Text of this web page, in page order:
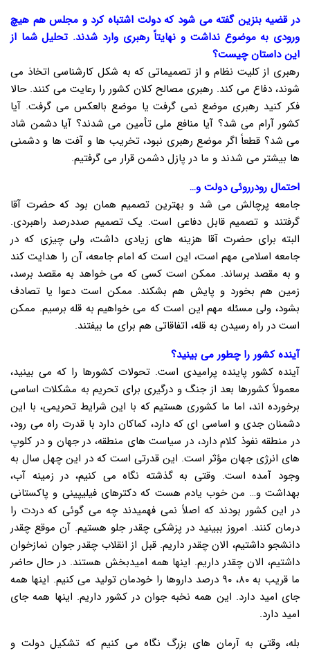
در قضیه بنزین گفته می شود که دولت اشتباه کرد و مجلس هم هیچ
ورودی به موضوع نداشت و نهایتاً رهبری وارد شدند. تحلیل شما از
این داستان چیست؟
رهبری از کلیت نظام و از تصمیماتی که به شکل کارشناسی اتخاذ می
شوند، دفاع می کند. رهبری مصالح کلان کشور را رعایت می کنند. حالا
فکر کنید رهبری موضع نمی گرفت یا موضع بالعکس می گرفت. آیا
کشور آرام می شد؟ آیا منافع ملی تأمین می شدند؟ آیا دشمن شاد
می شد؟ قطعاً اگر موضع رهبری نبود، تخریب ها و آفت ها و دشمنی
ها بیشتر می شدند و ما در پازل دشمن قرار می گرفتیم.
احتمال رودرروئی دولت و…
جامعه پرچالش می شد و بهترین تصمیم همان بود که حضرت آقا
گرفتند و تصمیم قابل دفاعی است. یک تصمیم صددرصد راهبردی.
البته برای حضرت آقا هزینه های زیادی داشت، ولی چیزی که در
جامعه اسلامی مهم است، این است که امام جامعه، آن را هدایت کند
و به مقصد برساند. ممکن است کسی که می خواهد به مقصد برسد،
زمین هم بخورد و پایش هم بشکند. ممکن است دعوا یا تصادف
بشود، ولی مسئله مهم این است که می خواهیم به قله برسیم. ممکن
است در راه رسیدن به قله، اتفاقاتی هم برای ما بیفتند.
آینده کشور را چطور می بینید؟
آینده کشور پاینده پرامیدی است. تحولات کشورها را که می بینید،
معمولاً کشورها بعد از جنگ و درگیری برای تحریم به مشکلات اساسی
برخورده اند، اما ما کشوری هستیم که با این شرایط تحریمی، با این
دشمنان جدی و اساسی ای که دارد، کماکان دارد با قدرت راه می رود،
در منطقه نفوذ کلام دارد، در سیاست های منطقه، در جهان و در کلوپ
های انرژی جهان مؤثر است. این قدرتی است که در این چهل سال به
وجود آمده است. وقتی به گذشته نگاه می کنیم، در زمینه آب،
بهداشت و… من خوب یادم هست که دکترهای فیلیپینی و پاکستانی
در این کشور بودند که اصلاً نمی فهمیدند چه می گوئی که دردت را
درمان کنند. امروز ببینید در پزشکی چقدر جلو هستیم. آن موقع چقدر
دانشجو داشتیم، الان چقدر داریم. قبل از انقلاب چقدر جوان نمازخوان
داشتیم، الان چقدر داریم. اینها همه امیدبخش هستند. در حال حاضر
ما قریب به ۸۰، ۹۰ درصد داروها را خودمان تولید می کنیم. اینها همه
جای امید دارد. این همه نخبه جوان در کشور داریم. اینها همه جای
امید دارد.
بله، وقتی به آرمان های بزرگ نگاه می کنیم که تشکیل دولت و